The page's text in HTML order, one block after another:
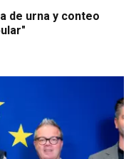
de urna y conteo